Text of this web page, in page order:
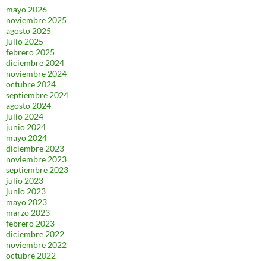
mayo 2026
noviembre 2025
agosto 2025
julio 2025
febrero 2025
diciembre 2024
noviembre 2024
octubre 2024
septiembre 2024
agosto 2024
julio 2024
junio 2024
mayo 2024
diciembre 2023
noviembre 2023
septiembre 2023
julio 2023
junio 2023
mayo 2023
marzo 2023
febrero 2023
diciembre 2022
noviembre 2022
octubre 2022